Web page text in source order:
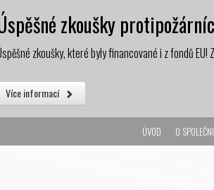
zkoušky
zkoušky, které byly financované i z fondů EU!
Více informací
ÚVOD O